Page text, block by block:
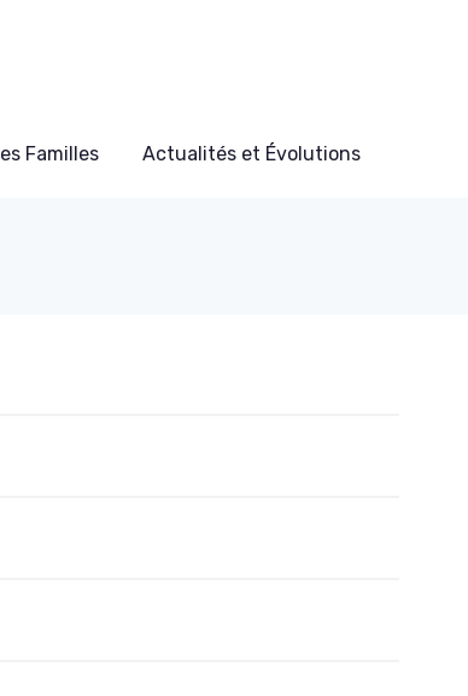
Familles Actualités et Évolutions